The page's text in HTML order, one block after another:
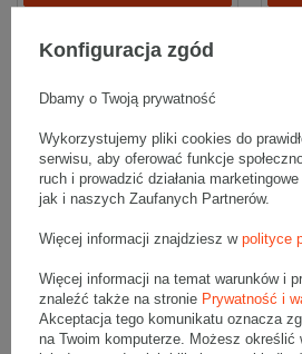
nadrukiem "Fragile" rolka 250
etykiet Komplet 10 szt.
111,90 złbruttoza 10 szt.
rolka
Konfiguracja zgód
Dbamy o Twoją prywatność
Wykorzystujemy pliki cookies do
serwisu, aby oferować funkcje
ruch i prowadzić działania
jak i naszych Zaufanych Partnerów.
Więcej informacji znajdziesz w polityce
Więcej informacji na temat warunków i
znaleźć także na stronie Prywatność i
Akceptacja tego komunikatu oznacza
na Twoim komputerze. Możesz określić